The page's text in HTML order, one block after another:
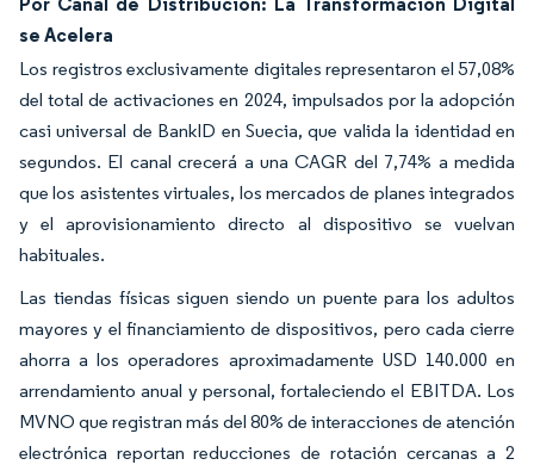
se Acelera
Los registros exclusivamente digitales representaron el 57,08%
del total de activaciones en 2024, impulsados por la adopción
casi universal de BankID en Suecia, que valida la identidad en
segundos. El canal crecerá a una CAGR del 7,74% a medida
que los asistentes virtuales, los mercados de planes integrados
y el aprovisionamiento directo al dispositivo se vuelvan
habituales.
Las tiendas físicas siguen siendo un puente para los adultos
mayores y el financiamiento de dispositivos, pero cada cierre
ahorra a los operadores aproximadamente USD 140.000 en
arrendamiento anual y personal, fortaleciendo el EBITDA. Los
MVNO que registran más del 80% de interacciones de atención
electrónica reportan reducciones de rotación cercanas a 2